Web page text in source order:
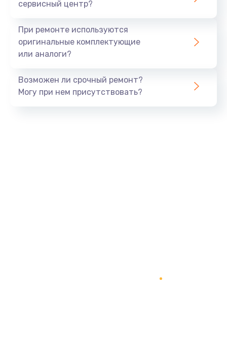
сервисный центр?
При ремонте используются
оригинальные комплектующие
или аналоги?
Возможен ли срочный ремонт?
Могу при нем присутствовать?